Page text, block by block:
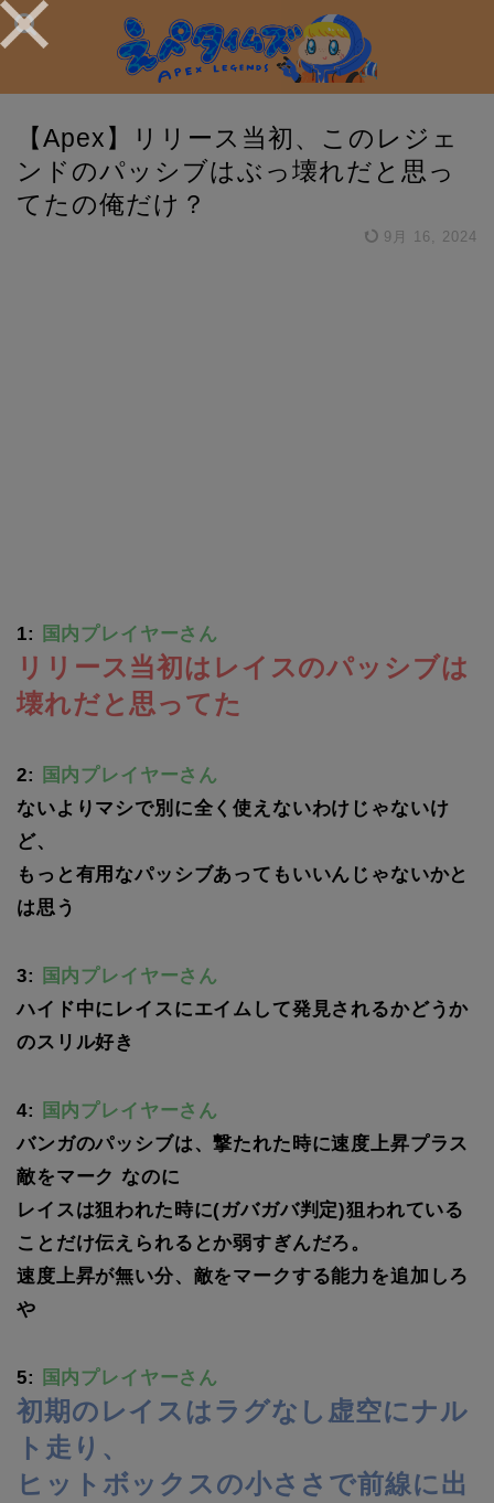
【Apex】リリース当初、このレジェ
ンドのパッシブはぶっ壊れだと思っ
てたの俺だけ？
9月 16, 2024
1: 国内プレイヤーさん
リリース当初はレイスのパッシブは
壊れだと思ってた
2:
国内プレイヤーさん
ないよりマシで別に全く使えないわけじゃないけ
ど、
もっと有用なパッシブあってもいいんじゃないかと
は思う
3:
国内プレイヤーさん
ハイド中にレイスにエイムして発見されるかどうか
のスリル好き
4:
国内プレイヤーさん
バンガのパッシブは、撃たれた時に速度上昇プラス
敵をマーク なのに
レイスは狙われた時に(ガバガバ判定)狙われている
ことだけ伝えられるとか弱すぎんだろ。
速度上昇が無い分、敵をマークする能力を追加しろ
や
5: 国内プレイヤーさん
初期のレイスはラグなし虚空にナル
ト走り、
ヒットボックスの小ささで前線に出